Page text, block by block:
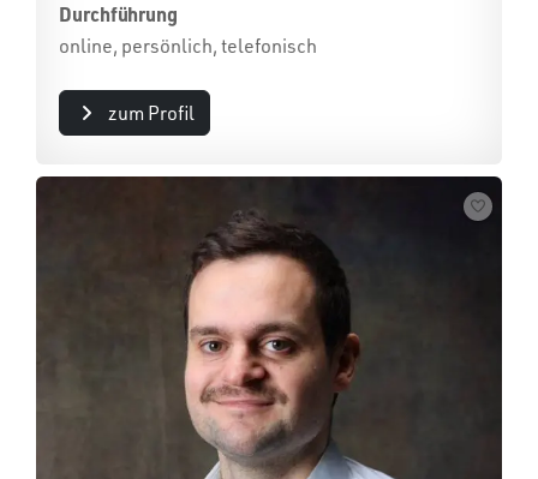
Durchführung
online, persönlich, telefonisch
zum Profil